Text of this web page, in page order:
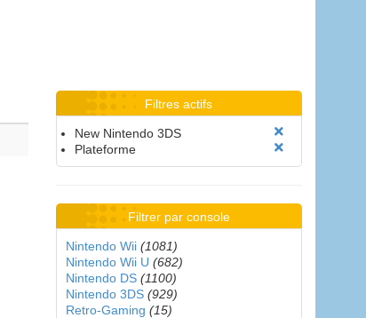
Filtres actifs
New Nintendo 3DS
Plateforme
Filtrer par console
Nintendo Wii (1081)
Nintendo Wii U (682)
Nintendo DS (1100)
Nintendo 3DS (929)
Retro-Gaming (15)